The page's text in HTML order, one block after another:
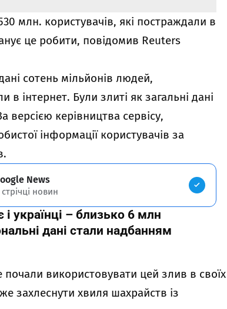
млн. користувачів, які постраждали в
це робити, повідомив Reuters
сотень мільйонів людей,
інтернет. Були злиті як загальні дані
версією керівництва сервісу,
інформації користувачів за
News
новин
українці – близько 6 млн
дані стали надбанням
використовувати цей злив в своїх
захлеснути хвиля шахрайств із